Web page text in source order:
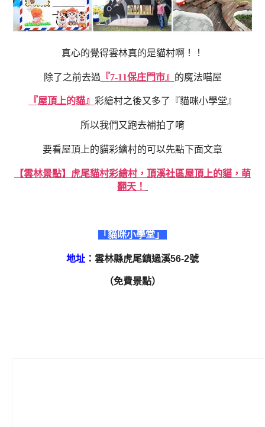
真心的覺得雲林真的是貓村啊！！
除了之前去過 『7-11保庄門市』 的魔法喵屋
『屋頂上的貓』 彩繪村之後又多了『貓咪小學堂』
所以我們又跑去補拍了唷
要看屋頂上的貓彩繪村的可以先點下面文章
【雲林景點】虎尾貓村彩繪村，頂溪社區屋頂上的貓，萌
翻天！
「貓咪小學堂」
地址 ：雲林縣虎尾鎮過溪56-2號
（免費景點）